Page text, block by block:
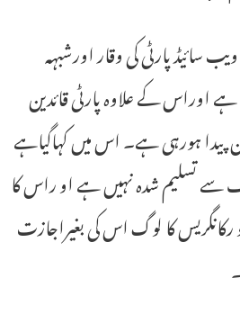
سائیڈ پارٹی کی وقار اورشبہہ
ہے اوراس کے علاوہ پارٹی قائدین
پیدا ہورہی ہے۔ اس میں کہاگیاہے
سے تسلیم شدہ نہیں ہے او راس کا
کا لوگ اس کی بغیراجازت